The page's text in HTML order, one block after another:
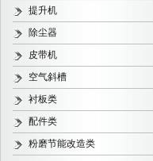
提升机
除尘器
皮带机
空气斜槽
衬板类
配件类
粉磨节能改造类